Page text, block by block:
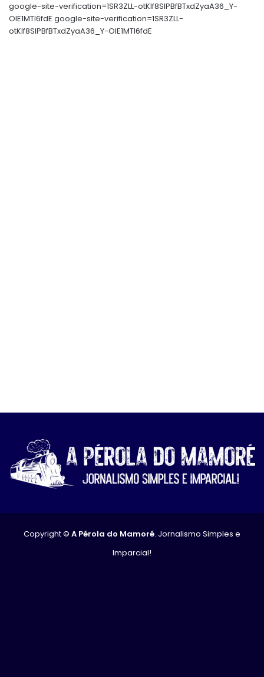
google-site-verification=1SR3ZLL-otKIf8SlPBfBTxdZyaA36_Y-
OIE1MTl6fdE google-site-verification=1SR3ZLL-
otKIf8SlPBfBTxdZyaA36_Y-OIE1MTl6fdE
Copyright © A Pérola do Mamoré. Jornalismo Simples e
Imparcial!